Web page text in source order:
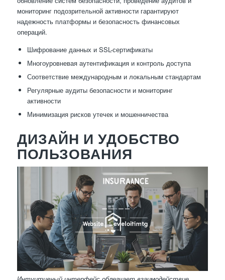
мониторинг подозрительной активности гарантируют
надежность платформы и безопасность финансовых
операций.
Шифрование данных и SSL-сертификаты
Многоуровневая аутентификация и контроль доступа
Соответствие международным и локальным стандартам
Регулярные аудиты безопасности и мониторинг
активности
Минимизация рисков утечек и мошенничества
ДИЗАЙН И УДОБСТВО
ПОЛЬЗОВАНИЯ